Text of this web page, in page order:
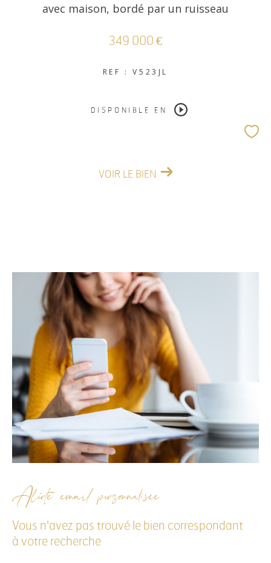
avec maison, bordé par un ruisseau
349 000 €
REF : V523JL
DISPONIBLE EN
VOIR LE BIEN
Alerte email personnalisée
Vous n'avez pas trouvé le bien correspondant
à votre recherche
RECHERCHER